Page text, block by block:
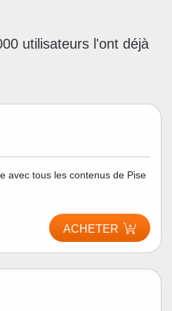
utilisateurs l'ont déjà
avec tous les contenus de Pise
ACHETER